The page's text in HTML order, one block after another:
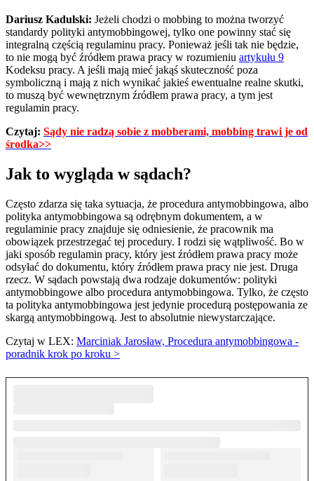
Dariusz Kadulski: Jeżeli chodzi o mobbing to można tworzyć
standardy polityki antymobbingowej, tylko one powinny stać się
integralną częścią regulaminu pracy. Ponieważ jeśli tak nie będzie,
to nie mogą być źródłem prawa pracy w rozumieniu artykułu 9
Kodeksu pracy. A jeśli mają mieć jakąś skuteczność poza
symboliczną i mają z nich wynikać jakieś ewentualne realne skutki,
to muszą być wewnętrznym źródłem prawa pracy, a tym jest
regulamin pracy.
Czytaj: Sądy nie radzą sobie z mobberami, mobbing trawi je od
środka>>
Jak to wygląda w sądach?
Często zdarza się taka sytuacja, że procedura antymobbingowa, albo
polityka antymobbingowa są odrębnym dokumentem, a w
regulaminie pracy znajduje się odniesienie, że pracownik ma
obowiązek przestrzegać tej procedury. I rodzi się wątpliwość. Bo w
jaki sposób regulamin pracy, który jest źródłem prawa pracy może
odsyłać do dokumentu, który źródłem prawa pracy nie jest. Druga
rzecz. W sądach powstają dwa rodzaje dokumentów: polityki
antymobbingowe albo procedura antymobbingowa. Tylko, że często
ta polityka antymobbingowa jest jedynie procedurą postępowania ze
skargą antymobbingową. Jest to absolutnie niewystarczające.
Czytaj w LEX: Marciniak Jarosław, Procedura antymobbingowa -
poradnik krok po kroku >